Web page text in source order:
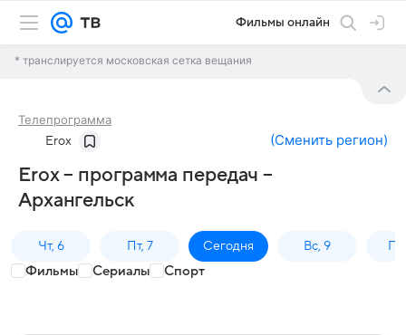
Фильмы онлайн
* транслируется московская сетка вещания
Телепрограмма
Erox (Сменить регион)
Erox – программа передач –
Архангельск
Чт, 6 Пт, 7 Сегодня Вс, 9
Фильмы Сериалы Спорт